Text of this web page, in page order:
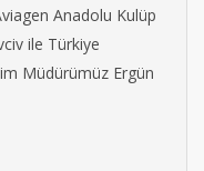
Anadolu Kulüp
ile Türkiye
Müdürümüz Ergün